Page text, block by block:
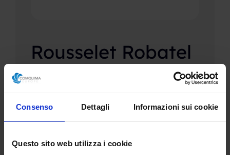
Consenso Dettagli Informazioni sui cookie
Questo sito web utilizza i cookie
Rousselet Robatel
Rousselet Robatel è un'azienda leader
nella produzione di centrifughe e sistemi di